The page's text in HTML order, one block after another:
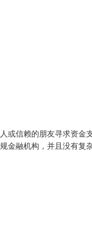
或信赖的朋友寻求资金
金融机构，并且没有复